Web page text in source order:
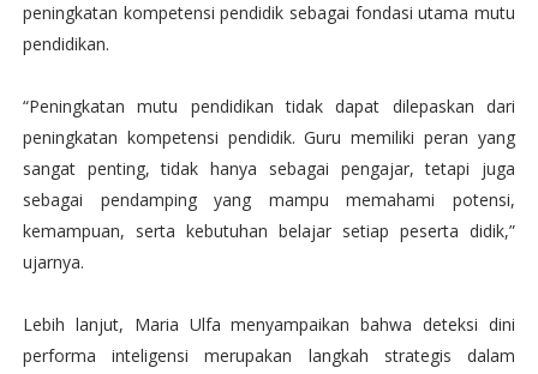
peningkatan kompetensi pendidik sebagai fondasi utama mutu
pendidikan.
“Peningkatan mutu pendidikan tidak dapat dilepaskan dari
peningkatan kompetensi pendidik. Guru memiliki peran yang
sangat penting, tidak hanya sebagai pengajar, tetapi juga
sebagai pendamping yang mampu memahami potensi,
kemampuan, serta kebutuhan belajar setiap peserta didik,”
ujarnya.
Lebih lanjut, Maria Ulfa menyampaikan bahwa deteksi dini
performa inteligensi merupakan langkah strategis dalam